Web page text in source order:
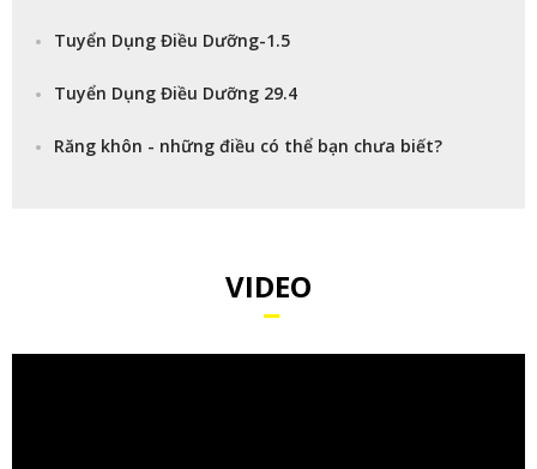
Tuyển Dụng Điều Dưỡng-1.5
Tuyển Dụng Điều Dưỡng 29.4
Răng khôn - những điều có thể bạn chưa biết?
VIDEO